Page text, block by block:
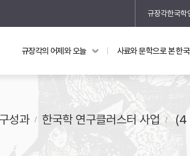
규장각한국학
의궤와 지리지
지리지 이야기
규장각의 어제와 오늘 사료와 문학으로 본 한
성과 한국학 연구클러스터 사업 (4